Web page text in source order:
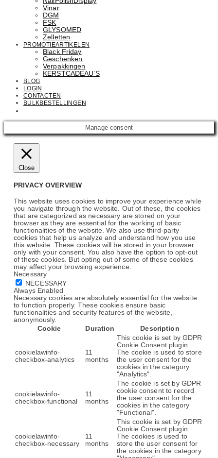
Vinar
DGM
FSK
GLYSOMED
Zelletten
PROMOTIEARTIKELEN
Black Friday
Geschenken
Verpakkingen
KERSTCADEAU’S
BLOG
LOGIN
CONTACTEN
BULKBESTELLINGEN
Manage consent
Close
PRIVACY OVERVIEW
This website uses cookies to improve your experience while
you navigate through the website. Out of these, the cookies
that are categorized as necessary are stored on your
browser as they are essential for the working of basic
functionalities of the website. We also use third-party
cookies that help us analyze and understand how you use
this website. These cookies will be stored in your browser
only with your consent. You also have the option to opt-out
of these cookies. But opting out of some of these cookies
may affect your browsing experience.
Necessary
NECESSARY
Always Enabled
Necessary cookies are absolutely essential for the website
to function properly. These cookies ensure basic
functionalities and security features of the website,
anonymously.
Cookie
Duration Description
cookielawinfo-
checkbox-analytics
11
months
This cookie is set by GDPR
Cookie Consent plugin.
The cookie is used to store
the user consent for the
cookies in the category
"Analytics".
cookielawinfo-
checkbox-functional
11
months
The cookie is set by GDPR
cookie consent to record
the user consent for the
cookies in the category
"Functional".
cookielawinfo-
checkbox-necessary
11
months
This cookie is set by GDPR
Cookie Consent plugin.
The cookies is used to
store the user consent for
the cookies in the category